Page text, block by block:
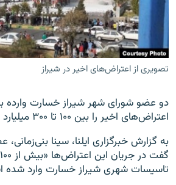
زبان‌های دیگر
تصویری از اعتراض‌های اخیر در شیراز
دو عضو شورای شهر شیراز خسارت وارده
اعتراض‌های اخیر را بین ۱۰۰ تا ۳۰۰ میلیارد تومان برآورد کرده‌اند.
به گزارش خبرگزاری ایلنا، سینا
تاسیسات شهری شیراز خسارت وارد